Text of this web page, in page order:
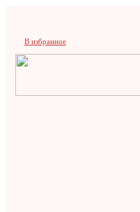
В избранное